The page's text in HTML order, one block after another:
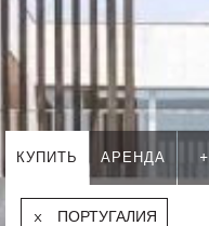
КУПИТЬ АРЕНДА
ПОРТУГАЛИЯ